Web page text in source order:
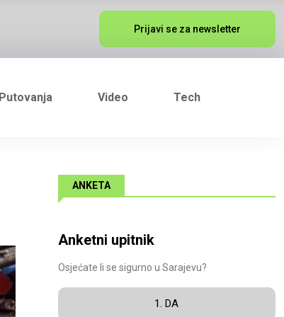
Prijavi se za newsletter
Putovanja Video Tech
ANKETA
Anketni upitnik
Osjećate li se sigurno u Sarajevu?
1. DA